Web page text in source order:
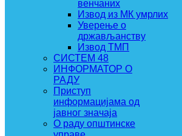
венчаних
Извод из МК умрлих
Уверење о
држављанству
Извод ТМП
СИСТЕМ 48
ИНФОРМАТОР О
РАДУ
Приступ
информацијама од
јавног значаја
О раду општинске